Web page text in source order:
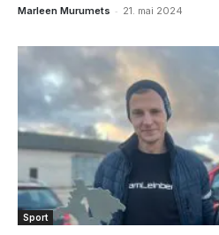
Marleen Murumets - 21. mai 2024
Sport